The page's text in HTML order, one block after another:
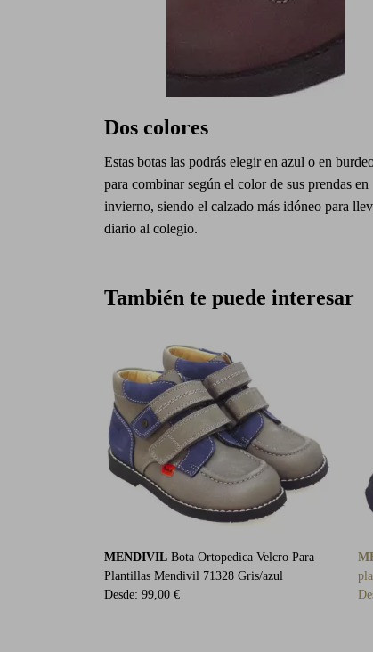
Dos colores
Estas botas las podrás elegir en azul o en
para combinar según el color de sus prendas en
invierno, siendo el calzado más idóneo para
diario al colegio.
También te puede interesar
MENDIVIL Bota Ortopedica Velcro Para
Plantillas Mendivil 71328 Gris/azul
Desde: 99,00 €